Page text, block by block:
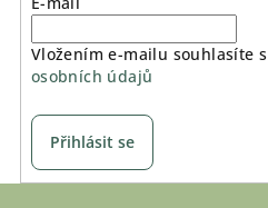
Vložením e-mailu souhlasíte s
osobních údajů
Přihlásit se